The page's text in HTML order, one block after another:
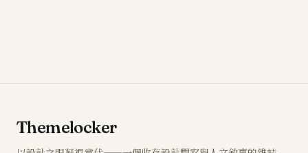
Themelocker